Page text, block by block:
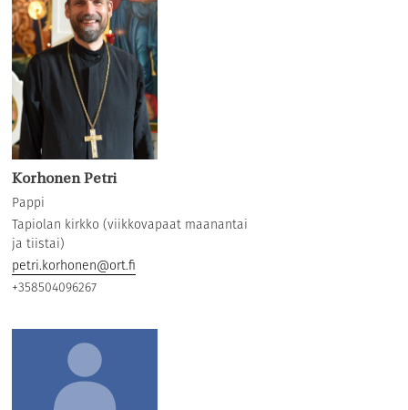
Korhonen Petri
Pappi
Tapiolan kirkko (viikkovapaat maanantai
ja tiistai)
petri.korhonen@ort.fi
+358504096267